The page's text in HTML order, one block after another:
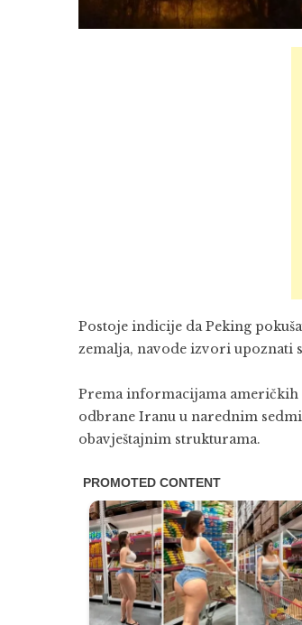
Postoje indicije da Peking
zemalja, navode izvori upoznati
Prema informacijama američkih
odbrane Iranu u narednim
obavještajnim strukturama.